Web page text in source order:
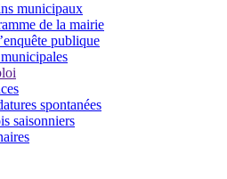
municipaux
de la mairie
publique
spontanées
saisonniers